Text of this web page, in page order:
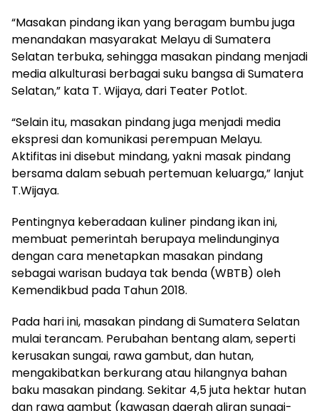
“Masakan pindang ikan yang beragam bumbu juga
menandakan masyarakat Melayu di Sumatera
Selatan terbuka, sehingga masakan pindang menjadi
media alkulturasi berbagai suku bangsa di Sumatera
Selatan,” kata T. Wijaya, dari Teater Potlot.
“Selain itu, masakan pindang juga menjadi media
ekspresi dan komunikasi perempuan Melayu.
Aktifitas ini disebut mindang, yakni masak pindang
bersama dalam sebuah pertemuan keluarga,” lanjut
T.Wijaya.
Pentingnya keberadaan kuliner pindang ikan ini,
membuat pemerintah berupaya melindunginya
dengan cara menetapkan masakan pindang
sebagai warisan budaya tak benda (WBTB) oleh
Kemendikbud pada Tahun 2018.
Pada hari ini, masakan pindang di Sumatera Selatan
mulai terancam. Perubahan bentang alam, seperti
kerusakan sungai, rawa gambut, dan hutan,
mengakibatkan berkurang atau hilangnya bahan
baku masakan pindang. Sekitar 4,5 juta hektar hutan
dan rawa gambut (kawasan daerah aliran sungai-